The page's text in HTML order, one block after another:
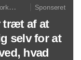
Sponseret
træt af at
selv for at
hvad